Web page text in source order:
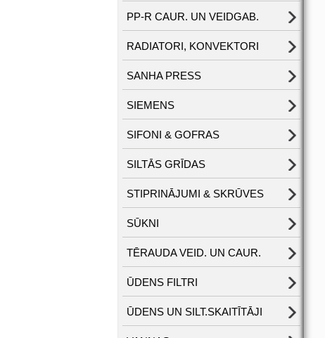
PP-R CAUR. UN VEIDGAB.
RADIATORI, KONVEKTORI
SANHA PRESS
SIEMENS
SIFONI & GOFRAS
SILTĀS GRĪDAS
STIPRINĀJUMI & SKRŪVES
SŪKNI
TĒRAUDA VEID. UN CAUR.
ŪDENS FILTRI
ŪDENS UN SILT.SKAITĪTĀJI